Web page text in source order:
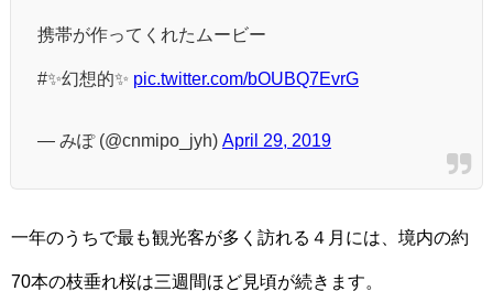
携帯が作ってくれたムービー
#✨幻想的✨ pic.twitter.com/bOUBQ7EvrG
— みぽ (@cnmipo_jyh) April 29, 2019
一年のうちで最も観光客が多く訪れる４月には、境内の約
70本の枝垂れ桜は三週間ほど見頃が続きます。